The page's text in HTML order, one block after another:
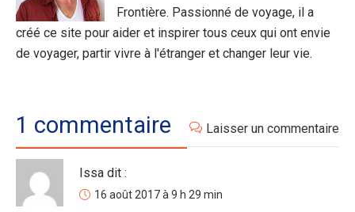
Frontière. Passionné de voyage, il a
créé ce site pour aider et inspirer tous ceux qui ont envie
de voyager, partir vivre à l'étranger et changer leur vie.
1 commentaire Laisser un commentaire
Issa dit :
16 août 2017 à 9 h 29 min